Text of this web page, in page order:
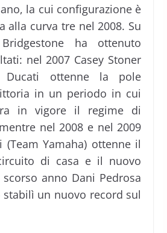
la cui configurazione è
alla curva tre nel 2008. Su
ha ottenuto
nel 2007 Casey Stoner
ottenne la pole
in un periodo in cui
in vigore il regime di
nel 2008 e nel 2009
(Team Yamaha) ottenne il
di casa e il nuovo
anno Dani Pedrosa
stabilì un nuovo record sul